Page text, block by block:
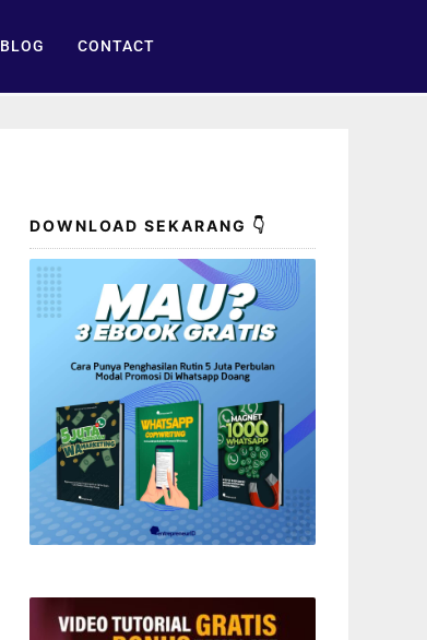
BLOG CONTACT
DOWNLOAD SEKARANG 👇